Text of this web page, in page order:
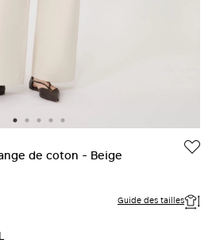
de coton - Beige
Guide des tailles